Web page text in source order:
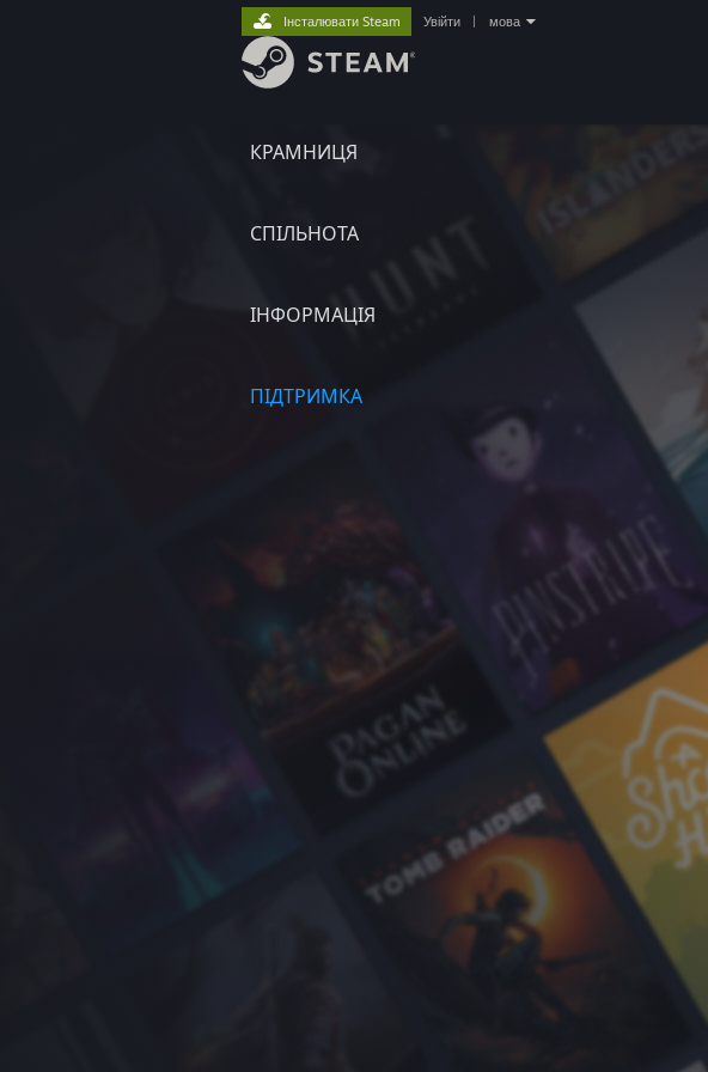
КРАМНИЦЯ
СПІЛЬНОТА
ІНФОРМАЦІЯ
ПІДТРИМКА
Інсталювати Steam Увійти мова